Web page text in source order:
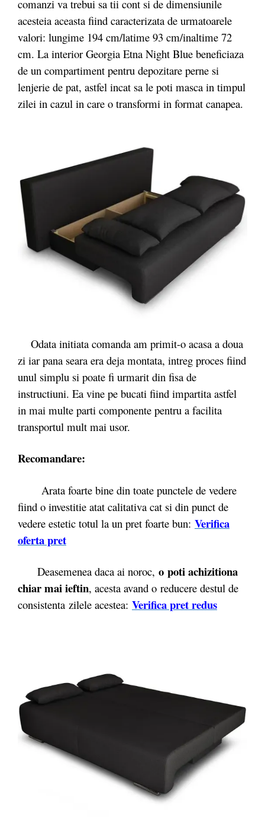
comanzi va trebui sa tii cont si de dimensiunile
acesteia aceasta fiind caracterizata de urmatoarele
valori: lungime 194 cm/latime 93 cm/inaltime 72
cm. La interior Georgia Etna Night Blue beneficiaza
de un compartiment pentru depozitare perne si
lenjerie de pat, astfel incat sa le poti masca in timpul
zilei in cazul in care o transformi in format canapea.
Odata initiata comanda am primit-o acasa a doua
zi iar pana seara era deja montata, intreg proces fiind
unul simplu si poate fi urmarit din fisa de
instructiuni. Ea vine pe bucati fiind impartita astfel
in mai multe parti componente pentru a facilita
transportul mult mai usor.
Recomandare:
Arata foarte bine din toate punctele de vedere
fiind o investitie atat calitativa cat si din punct de
vedere estetic totul la un pret foarte bun: Verifica
oferta pret
Deasemenea daca ai noroc, o poti achizitiona
chiar mai ieftin, acesta avand o reducere destul de
consistenta zilele acestea: Verifica pret redus